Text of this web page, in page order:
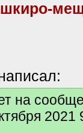
на
2021